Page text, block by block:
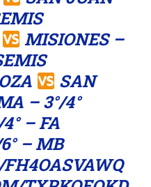
MISIONES –
SAN
– 3°/4°
– FA
– MB